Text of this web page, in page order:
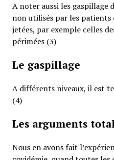
A noter aussi les gaspillage
non utilisés par les patients
jetées, par exemple celles
périmées (3)
Le gaspillage
A différents niveaux, il est
(4)
Les arguments
Nous en avons fait